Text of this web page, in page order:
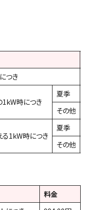
つき
時につき
夏季
その他
1kW時につき
夏季
その他
料金